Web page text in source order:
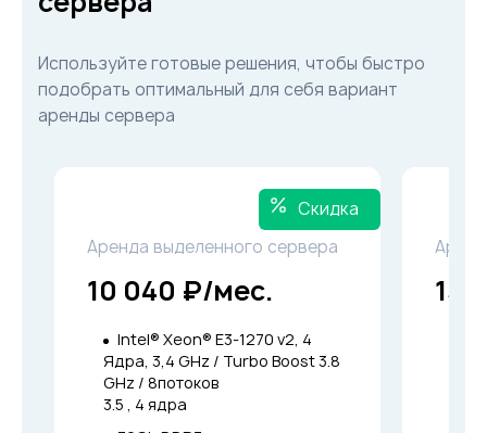
Используйте готовые решения, чтобы быстро
подобрать оптимальный для себя вариант
аренды сервера
Скидка
Аренда выделенного сервера
10 040 ₽/мес.
Intel® Xeon® E3-1270 v2, 4
Ядра, 3,4 GHz / Turbo Boost 3.8
GHz / 8потоков
3.5 , 4 ядра
13